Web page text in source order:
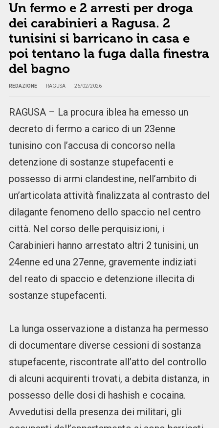
Un fermo e 2 arresti per droga
dei carabinieri a Ragusa. 2
tunisini si barricano in casa e
poi tentano la fuga dalla finestra
del bagno
REDAZIONE RAGUSA 26/02/2026
RAGUSA – La procura iblea ha emesso un
decreto di fermo a carico di un 23enne
tunisino con l’accusa di concorso nella
detenzione di sostanze stupefacenti e
possesso di armi clandestine, nell’ambito di
un’articolata attività finalizzata al contrasto del
dilagante fenomeno dello spaccio nel centro
città. Nel corso delle perquisizioni, i
Carabinieri hanno arrestato altri 2 tunisini, un
24enne ed una 27enne, gravemente indiziati
del reato di spaccio e detenzione illecita di
sostanze stupefacenti.
La lunga osservazione a distanza ha permesso
di documentare diverse cessioni di sostanza
stupefacente, riscontrate all’atto del controllo
di alcuni acquirenti trovati, a debita distanza, in
possesso delle dosi di hashish e cocaina.
Avvedutisi della presenza dei militari, gli